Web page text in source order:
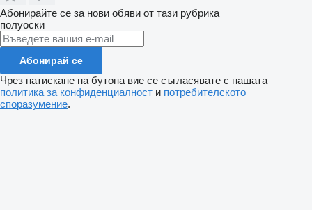
Абонирайте се за нови обяви от тази рубрика
полуоски
Абонирай се
Чрез натискане на бутона вие се съгласявате с нашата
политика за конфиденциалност и потребителското
споразумение.